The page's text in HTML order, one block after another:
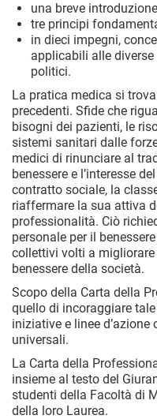
una breve
tre principi
in dieci impegni,
applicabili alle
politici.
La pratica medica si
precedenti. Sfide che
bisogni dei pazienti, le
sistemi sanitari dalle
medici di rinunciare al
benessere e l’interesse
contratto sociale, la
riaffermare la sua attiva
professionalità. Ciò
personale per il
collettivi volti a
benessere della società.
Scopo della Carta della
quello di incoraggiare
iniziative e linee
universali.
La Carta della
insieme al testo del
studenti della Facoltà di
della loro Laurea.